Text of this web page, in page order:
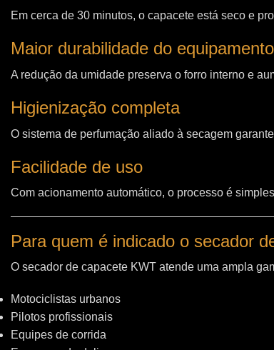
Em cerca de 30 minutos, o capacete está seco e
Maior durabilidade do equipamento
A redução da umidade preserva o forro interno e
Higienização completa
O sistema de perfumação aliado à secagem
Facilidade de uso
Com acionamento automático, o processo é
Para quem é indicado o secador
O secador de capacete KWT atende uma ampla
Motociclistas urbanos
Pilotos profissionais
Equipes de corrida